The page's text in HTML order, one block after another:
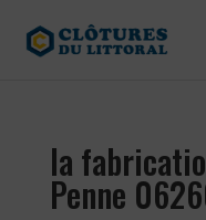
la
Penne